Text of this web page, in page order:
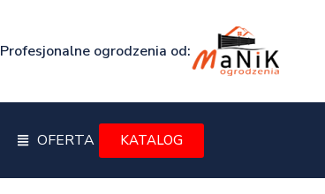
Profesjonalne ogrodzenia od:
OFERTA KATALOG